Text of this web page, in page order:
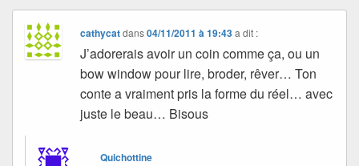
cathycatdans04/11/2011 à 19:43 a dit :
J’adorerais avoir un coin comme ça, ou un
bow window pour lire, broder, rêver… Ton
conte a vraiment pris la forme du réel… avec
juste le beau… Bisous
Quichottine